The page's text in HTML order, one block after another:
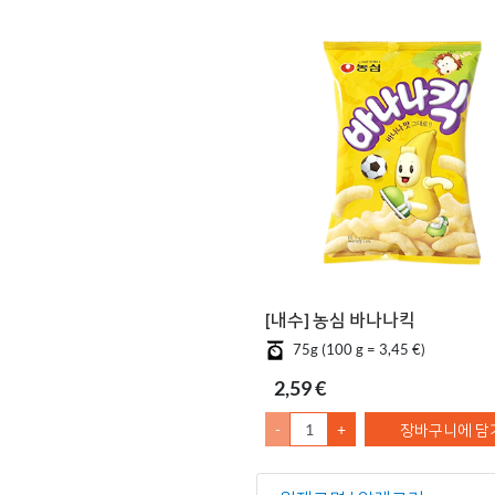
[내수] 농심 바나나킥
75g (100 g = 3,45 €)
2,59 €
- + 장바구니에 담